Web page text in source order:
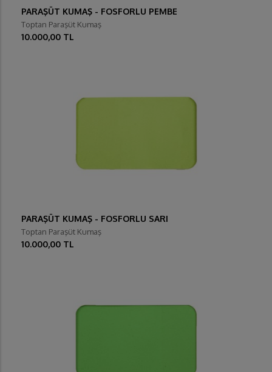
PARAŞÜT KUMAŞ - FOSFORLU PEMBE
Toptan Paraşüt Kumaş
10.000,00 TL
PARAŞÜT KUMAŞ - FOSFORLU SARI
Toptan Paraşüt Kumaş
10.000,00 TL